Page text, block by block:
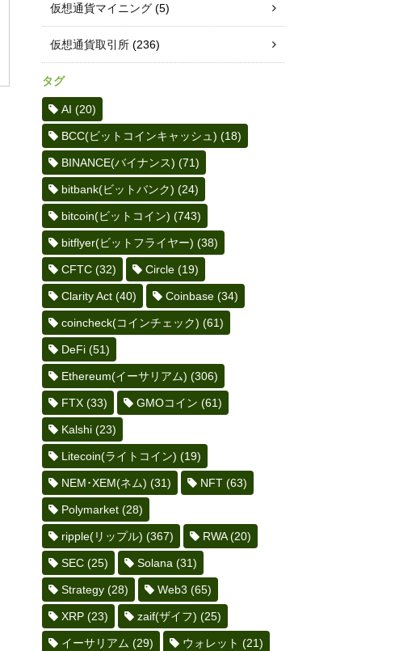
仮想通貨マイニング (5)
仮想通貨取引所 (236)
タグ
AI (20)
BCC(ビットコインキャッシュ) (18)
BINANCE(バイナンス) (71)
bitbank(ビットバンク) (24)
bitcoin(ビットコイン) (743)
bitflyer(ビットフライヤー) (38)
CFTC (32) Circle (19)
Clarity Act (40) Coinbase (34)
coincheck(コインチェック) (61)
DeFi (51)
Ethereum(イーサリアム) (306)
FTX (33) GMOコイン (61)
Kalshi (23)
Litecoin(ライトコイン) (19)
NEM･XEM(ネム) (31) NFT (63)
Polymarket (28)
ripple(リップル) (367) RWA(20)
SEC (25) Solana (31)
Strategy (28) Web3 (65)
XRP (23) zaif(ザイフ) (25)
イーサリアム (29) ウォレット (21)